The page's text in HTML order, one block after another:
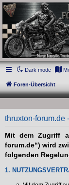
DAS FORUM! Alles
die New Bonneville
Scrambler, Bobber,
und Speedmaster.
Dark mode
Foren-Übersicht
thruxton-forum.de
Mit dem Zugriff
forum.de“) wird
folgenden
1.